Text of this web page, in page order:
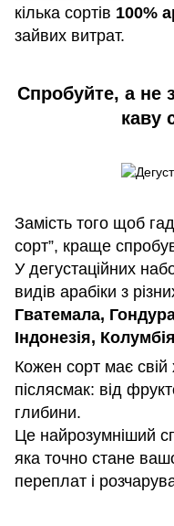
кілька сортів 100%
зайвих витрат.
Спробуйте, а не
каву
Замість того щоб
сорт”, краще
У дегустаційних
видів арабіки з
Гватемала,
Індонезія, Колумбія
Кожен сорт має свій
післясмак: від
глибини.
Це найрозумніший
яка точно стане
переплат і